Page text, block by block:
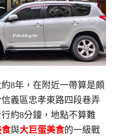
8年，在附近一帶算是頗
義區忠孝東路四段巷弄
約8分鐘，地點不算難
與大巨蛋美食的一級戰